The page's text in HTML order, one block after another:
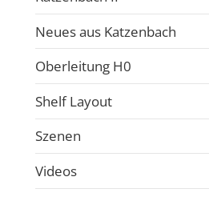
Neues aus Katzenbach
Oberleitung H0
Shelf Layout
Szenen
Videos